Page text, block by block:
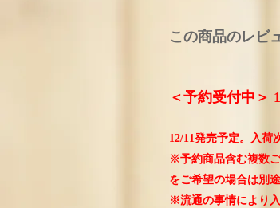
この商品のレビ
＜予約受付中＞
12/11発売予定。入荷
※予約商品含む複数
をご希望の場合は別
※流通の事情により